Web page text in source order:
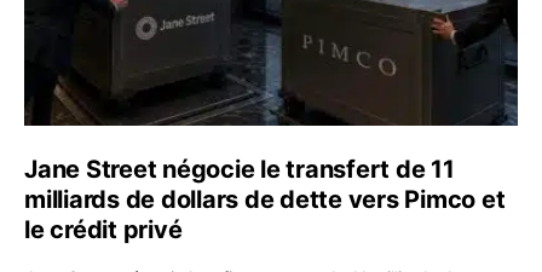
Jane Street négocie le transfert de 11
milliards de dollars de dette vers Pimco et
le crédit privé